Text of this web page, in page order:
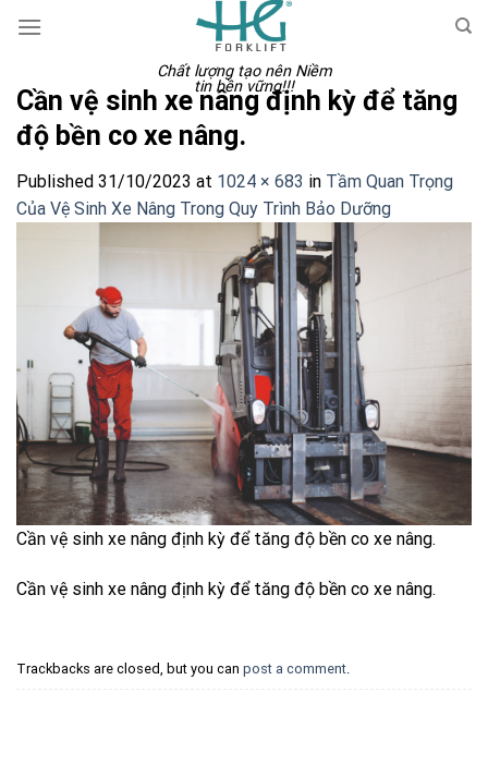
Chất lượng tạo nên Niềm
tin bền vững!!!
Cần vệ sinh xe nâng định kỳ để tăng
độ bền co xe nâng.
Published 31/10/2023 at 1024 × 683 in Tầm Quan Trọng
Của Vệ Sinh Xe Nâng Trong Quy Trình Bảo Dưỡng
Cần vệ sinh xe nâng định kỳ để tăng độ bền co xe nâng.
Cần vệ sinh xe nâng định kỳ để tăng độ bền co xe nâng.
Trackbacks are closed, but you can post a comment.